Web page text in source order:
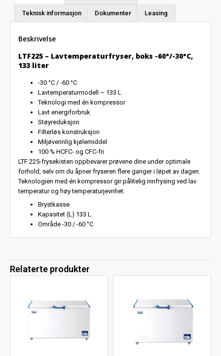
Teknisk informasjon Dokumenter Leasing
Beskrivelse
LTF225 – Lavtemperaturfryser, boks -60°/-30°C,
133 liter
-30 °C / -60 °C
Lavtemperaturmodell – 133 L
Teknologi med én kompressor
Lavt energiforbruk
Støyreduksjon
Filterløs konstruksjon
Miljøvennlig kjølemiddel
100 % HCFC- og CFC-fri
LTF 225-frysekisten oppbevarer prøvene dine under optimale
forhold, selv om du åpner fryseren flere ganger i løpet av dagen.
Teknologien med én kompressor gir pålitelig innfrysing ved lav
temperatur og høy temperaturjevnhet.
Brystkasse
Kapasitet (L) 133 L.
Område -30 / -60 °C
Relaterte produkter